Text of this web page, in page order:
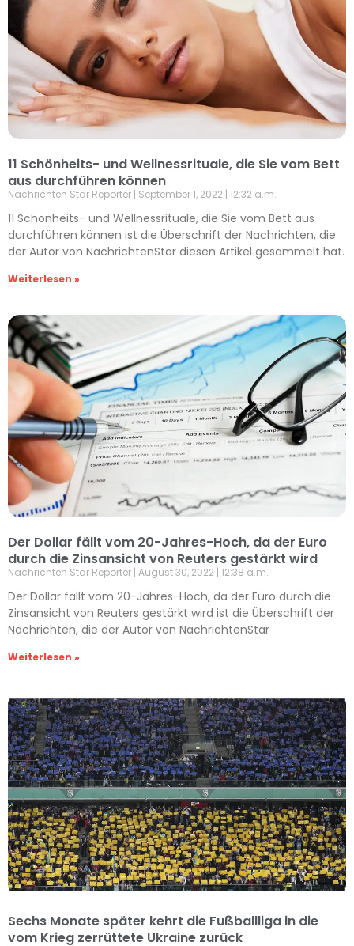
11 Schönheits- und Wellnessrituale, die Sie vom Bett
aus durchführen können
Nachrichten Star Reporter September 1, 2022 12:32 a.m.
11 Schönheits- und Wellnessrituale, die Sie vom Bett aus
durchführen können ist die Überschrift der Nachrichten, die
der Autor von NachrichtenStar diesen Artikel gesammelt hat.
Weiterlesen »
Der Dollar fällt vom 20-Jahres-Hoch, da der Euro
durch die Zinsansicht von Reuters gestärkt wird
Nachrichten Star Reporter August 30, 2022 12:38 a.m.
Der Dollar fällt vom 20-Jahres-Hoch, da der Euro durch die
Zinsansicht von Reuters gestärkt wird ist die Überschrift der
Nachrichten, die der Autor von NachrichtenStar
Weiterlesen »
Sechs Monate später kehrt die Fußballliga in die
vom Krieg zerrüttete Ukraine zurück